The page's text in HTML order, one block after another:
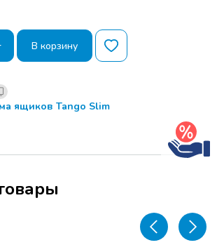
В корзину
ящиков Tango Slim